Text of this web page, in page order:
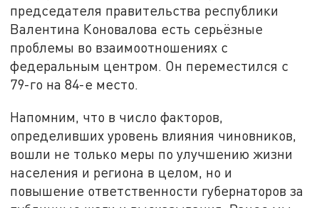
председателя правительства республики
Валентина Коновалова есть серьёзные
проблемы во взаимоотношениях с
федеральным центром. Он переместился с
79-го на 84-е место.
Напомним, что в число факторов,
определивших уровень влияния чиновников,
вошли не только меры по улучшению жизни
населения и региона в целом, но и
повышение ответственности губернаторов за